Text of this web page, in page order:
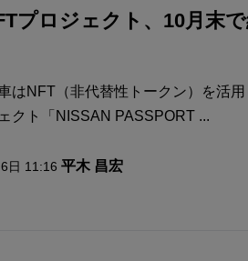
プロジェクト、10月末
はNFT（非代替性トークン）を活用
クト「NISSAN PASSPORT ...
日 11:16 平木 昌宏